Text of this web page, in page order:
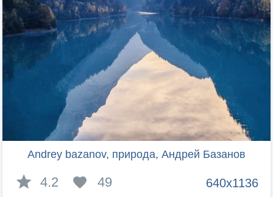
Andrey bazanov, природа, Андрей Базанов
640x1136
4.2 49